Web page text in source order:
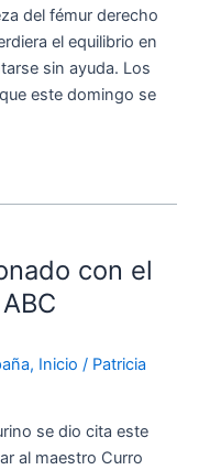
del fémur derecho
el equilibrio en
sin ayuda. Los
este domingo se
con el
, Inicio / Patricia
se dio cita este
al maestro Curro